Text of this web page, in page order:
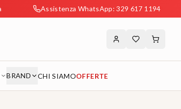
Assistenza WhatsApp: 329 617 1194
BRAND CHI SIAMOOFFERTE